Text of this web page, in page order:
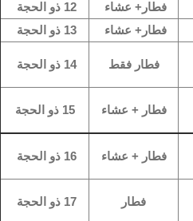
فطار+ عشاء
12 ذو الحجة
فطار+ عشاء
13 ذو الحجة
فطار فقط 14 ذو الحجة
فطار + عشاء 15 ذو الحجة
فطار + عشاء 16 ذو الحجة
فطار 17 ذو الحجة